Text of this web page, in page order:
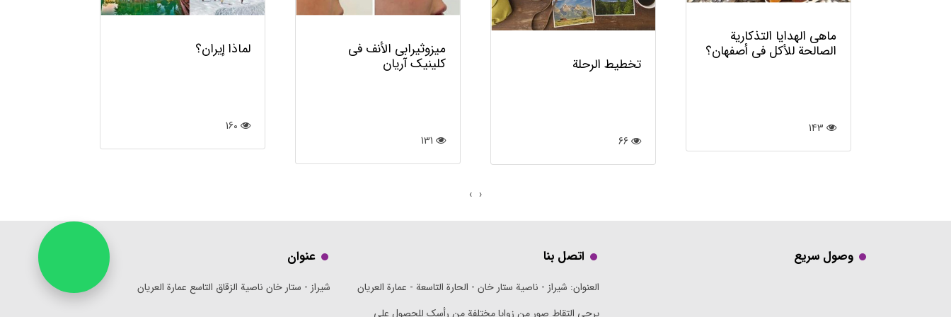
ماهي الهدايا التذكارية
الصالحة للأكل في أصفهان؟
تخطيط الرحلة
میزوثیرابي الأنف في
کلینیک آریان
لماذا إيران؟
‹
›
وصول سريع اتصل بنا
العنوان: شيراز - ناصية ستار خان - الحارة التاسعة - عمارة العريان
يرجى التقاط صور من زوايا مختلفة من رأسك للحصول على
عنوان
شيراز - ستار خان ناصية الزقاق التاسع عمارة العريان